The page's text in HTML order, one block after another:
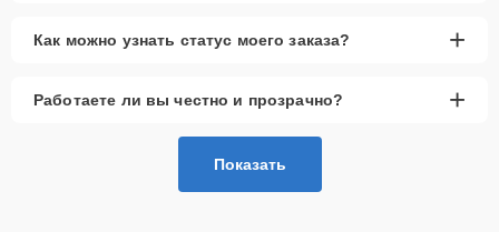
Как можно узнать статус моего заказа? +
Работаете ли вы честно и прозрачно? +
Показать